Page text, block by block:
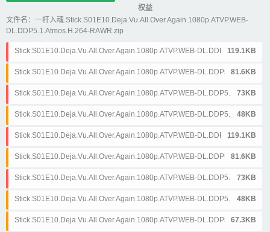
权益
文件名：一杆入魂.Stick.S01E10.Deja.Vu.All.Over.Again.1080p.ATVP.WEB-
DL.DDP5.1.Atmos.H.264-RAWR.zip
Stick.S01E10.Deja.Vu.All.Over.Again.1080p.ATVP.WEB-DL.DDP5.1.Atmo
s.H.264-RAWR.简体&英文.ass
119.1KB
Stick.S01E10.Deja.Vu.All.Over.Again.1080p.ATVP.WEB-DL.DDP5.1.Atmo
s.H.264-RAWR.简体&英文.srt
81.6KB
Stick.S01E10.Deja.Vu.All.Over.Again.1080p.ATVP.WEB-DL.DDP5.1.Atmo
s.H.264-RAWR.简体.ass
73KB
Stick.S01E10.Deja.Vu.All.Over.Again.1080p.ATVP.WEB-DL.DDP5.1.Atmo
s.H.264-RAWR.简体.srt
48KB
Stick.S01E10.Deja.Vu.All.Over.Again.1080p.ATVP.WEB-DL.DDP5.1.Atmo
s.H.264-RAWR.繁体&英文.ass
119.1KB
Stick.S01E10.Deja.Vu.All.Over.Again.1080p.ATVP.WEB-DL.DDP5.1.Atmo
s.H.264-RAWR.繁体&英文.srt
81.6KB
Stick.S01E10.Deja.Vu.All.Over.Again.1080p.ATVP.WEB-DL.DDP5.1.Atmo
s.H.264-RAWR.繁体.ass
73KB
Stick.S01E10.Deja.Vu.All.Over.Again.1080p.ATVP.WEB-DL.DDP5.1.Atmo
s.H.264-RAWR.繁体.srt
48KB
Stick.S01E10.Deja.Vu.All.Over.Again.1080p.ATVP.WEB-DL.DDP5.1.Atmo
67.3KB